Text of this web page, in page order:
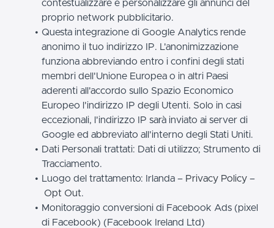
contestualizzare e personalizzare gli annunci del
proprio network pubblicitario.
Questa integrazione di Google Analytics rende
anonimo il tuo indirizzo IP. L'anonimizzazione
funziona abbreviando entro i confini degli stati
membri dell'Unione Europea o in altri Paesi
aderenti all'accordo sullo Spazio Economico
Europeo l'indirizzo IP degli Utenti. Solo in casi
eccezionali, l'indirizzo IP sarà inviato ai server di
Google ed abbreviato all'interno degli Stati Uniti.
Dati Personali trattati: Dati di utilizzo; Strumento di
Tracciamento.
Luogo del trattamento: Irlanda – Privacy Policy–
Opt Out.
Monitoraggio conversioni di Facebook Ads (pixel
di Facebook) (Facebook Ireland Ltd)